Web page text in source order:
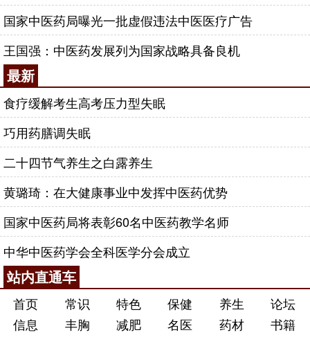
国家中医药局曝光一批虚假违法中医医疗广告
王国强：中医药发展列为国家战略具备良机
最新
食疗缓解考生高考压力型失眠
巧用药膳调失眠
二十四节气养生之白露养生
黄璐琦：在大健康事业中发挥中医药优势
国家中医药局将表彰60名中医药教学名师
中华中医药学会全科医学分会成立
站内直通车
首页 常识 特色 保健 养生
论坛
信息
丰胸 减肥 名医 药材
书籍